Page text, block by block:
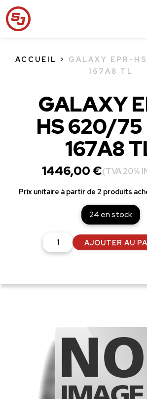
ACCUEIL > GALAXY EPR-
167A8 TL
GALAXY
HS 620/75
167A8
1446,00€(TVA 20%
Prix unitaire à partir de 2 produits
24 en stock
quantité
de
HS
AJOUTER AU